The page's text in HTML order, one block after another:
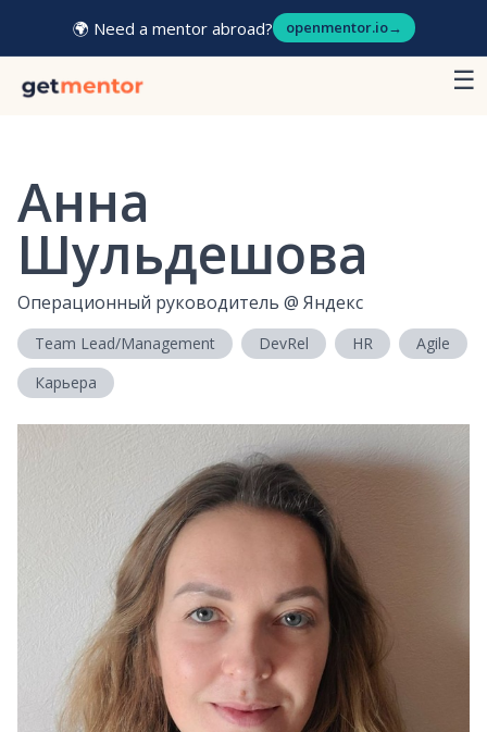
🌍 Need a mentor abroad? openmentor.io→
☰
Анна
Шульдешова
Операционный руководитель @ Яндекс
Team Lead/Management DevRel HR
Agile
Карьера